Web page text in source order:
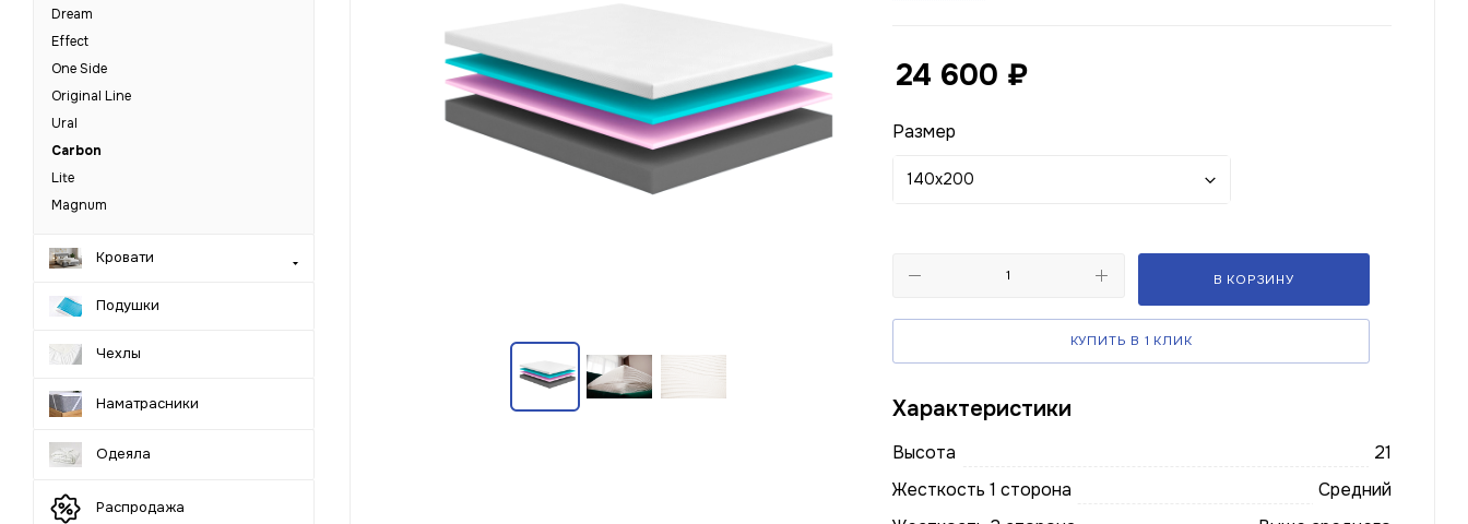
24 600 ₽
Размер
140x200
В КОРЗИНУ
КУПИТЬ В 1 КЛИК
Характеристики
Высота
21
Жесткость 1 сторона
Средний
Dream
Effect
One Side
Original Line
Ural
Carbon
Lite
Magnum
Кровати
Подушки
Чехлы
Наматрасники
Одеяла
Распродажа